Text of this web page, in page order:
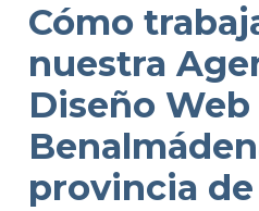
Cómo
nuestra
Diseño Web
provincia de